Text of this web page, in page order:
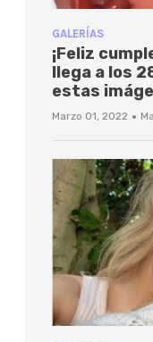
GALERÍAS
¡Feliz
llega a los
estas
Marzo 01, 2022 ·